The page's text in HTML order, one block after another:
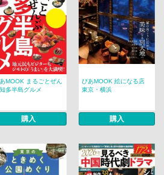
MOOK まるごとぜん
多半島グルメ
購入
ぴあMOOK 絵になる店
東京・横浜
購入